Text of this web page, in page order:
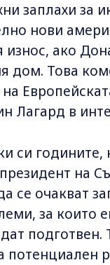
заплахи за
нови
износ, ако
дом. Това
Лагард в
си годините,
на
се очакват
за които
подготвен.
потенциален